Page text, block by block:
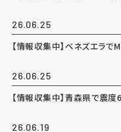
26.06.25
【情報収集中】ベネズエラ
26.06.25
【情報収集中】青森県で震
26.06.19